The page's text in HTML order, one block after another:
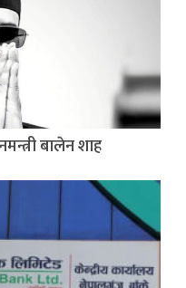
बालेन शाह